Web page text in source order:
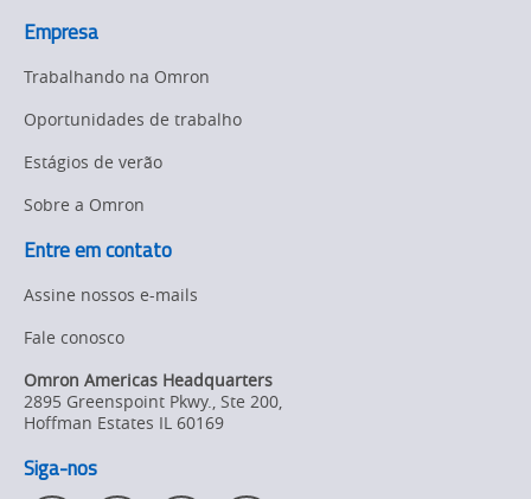
Empresa
Trabalhando na Omron
Oportunidades de trabalho
Estágios de verão
Sobre a Omron
Entre em contato
Assine nossos e-mails
Fale conosco
Omron Americas Headquarters
2895 Greenspoint Pkwy., Ste 200,
Hoffman Estates IL 60169
Siga-nos